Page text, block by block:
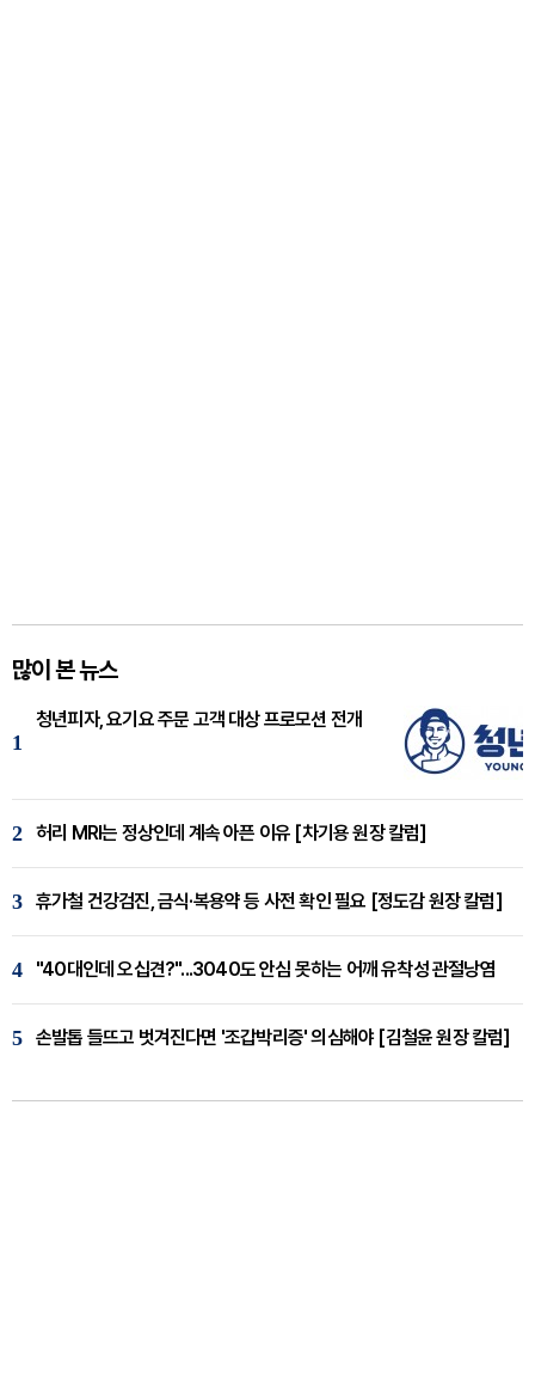
많이 본 뉴스
1
청년피자, 요기요 주문 고객 대상 프로모션 전개
2 허리 MRI는 정상인데 계속 아픈 이유 [차기용 원장 칼럼]
3 휴가철 건강검진, 금식·복용약 등 사전 확인 필요 [정도감 원장 칼럼]
4 "40대인데 오십견?"...3040도 안심 못하는 어깨 유착성 관절낭염
5 손발톱 들뜨고 벗겨진다면 '조갑박리증' 의심해야 [김철윤 원장 칼럼]